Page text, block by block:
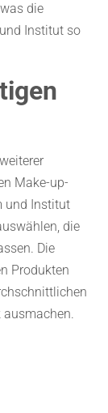
die
Institut so
Make-up-
und Institut
die
Die
Produkten